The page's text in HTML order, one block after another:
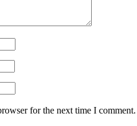
for the next time I comment.